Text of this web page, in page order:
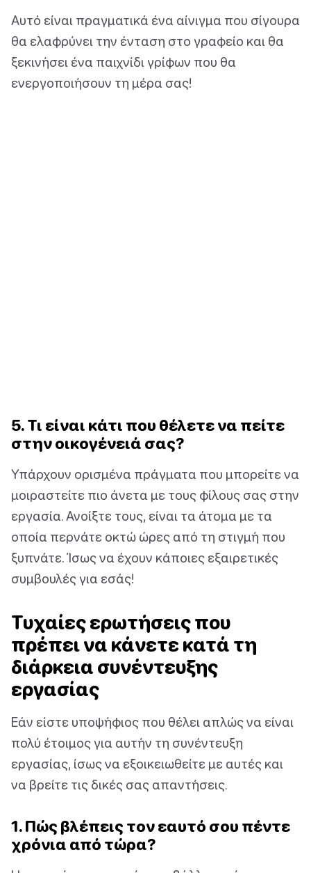
Αυτό είναι πραγματικά ένα αίνιγμα που σίγουρα
θα ελαφρύνει την ένταση στο γραφείο και θα
ξεκινήσει ένα παιχνίδι γρίφων που θα
ενεργοποιήσουν τη μέρα σας!
5. Τι είναι κάτι που θέλετε να πείτε
στην οικογένειά σας?
Υπάρχουν ορισμένα πράγματα που μπορείτε να
μοιραστείτε πιο άνετα με τους φίλους σας στην
εργασία. Ανοίξτε τους, είναι τα άτομα με τα
οποία περνάτε οκτώ ώρες από τη στιγμή που
ξυπνάτε. Ίσως να έχουν κάποιες εξαιρετικές
συμβουλές για εσάς!
Τυχαίες ερωτήσεις που
πρέπει να κάνετε κατά τη
διάρκεια συνέντευξης
εργασίας
Εάν είστε υποψήφιος που θέλει απλώς να είναι
πολύ έτοιμος για αυτήν τη συνέντευξη
εργασίας, ίσως να εξοικειωθείτε με αυτές και
να βρείτε τις δικές σας απαντήσεις.
1. Πώς βλέπεις τον εαυτό σου πέντε
χρόνια από τώρα?